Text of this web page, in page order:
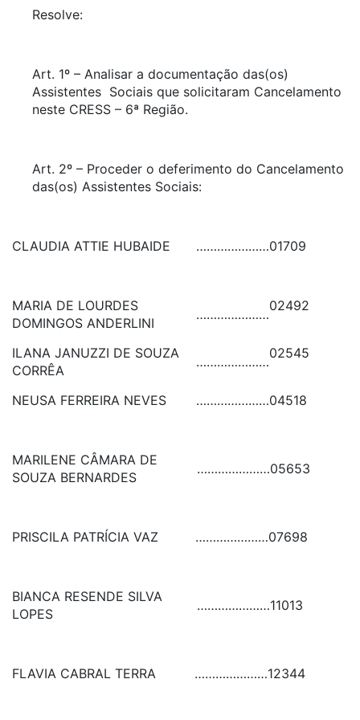
Resolve:
Art. 1º – Analisar a documentação das(os)
Assistentes Sociais que solicitaram Cancelamento
neste CRESS – 6ª Região.
Art. 2º – Proceder o deferimento do Cancelamento
das(os) Assistentes Sociais:
CLAUDIA ATTIE HUBAIDE …………………01709
MARIA DE LOURDES
DOMINGOS ANDERLINI
…………………
02492
ILANA JANUZZI DE SOUZA
CORRÊA
…………………
02545
NEUSA FERREIRA NEVES …………………04518
MARILENE CÂMARA DE
SOUZA BERNARDES
…………………05653
PRISCILA PATRÍCIA VAZ …………………07698
BIANCA RESENDE SILVA
LOPES
…………………11013
FLAVIA CABRAL TERRA …………………12344